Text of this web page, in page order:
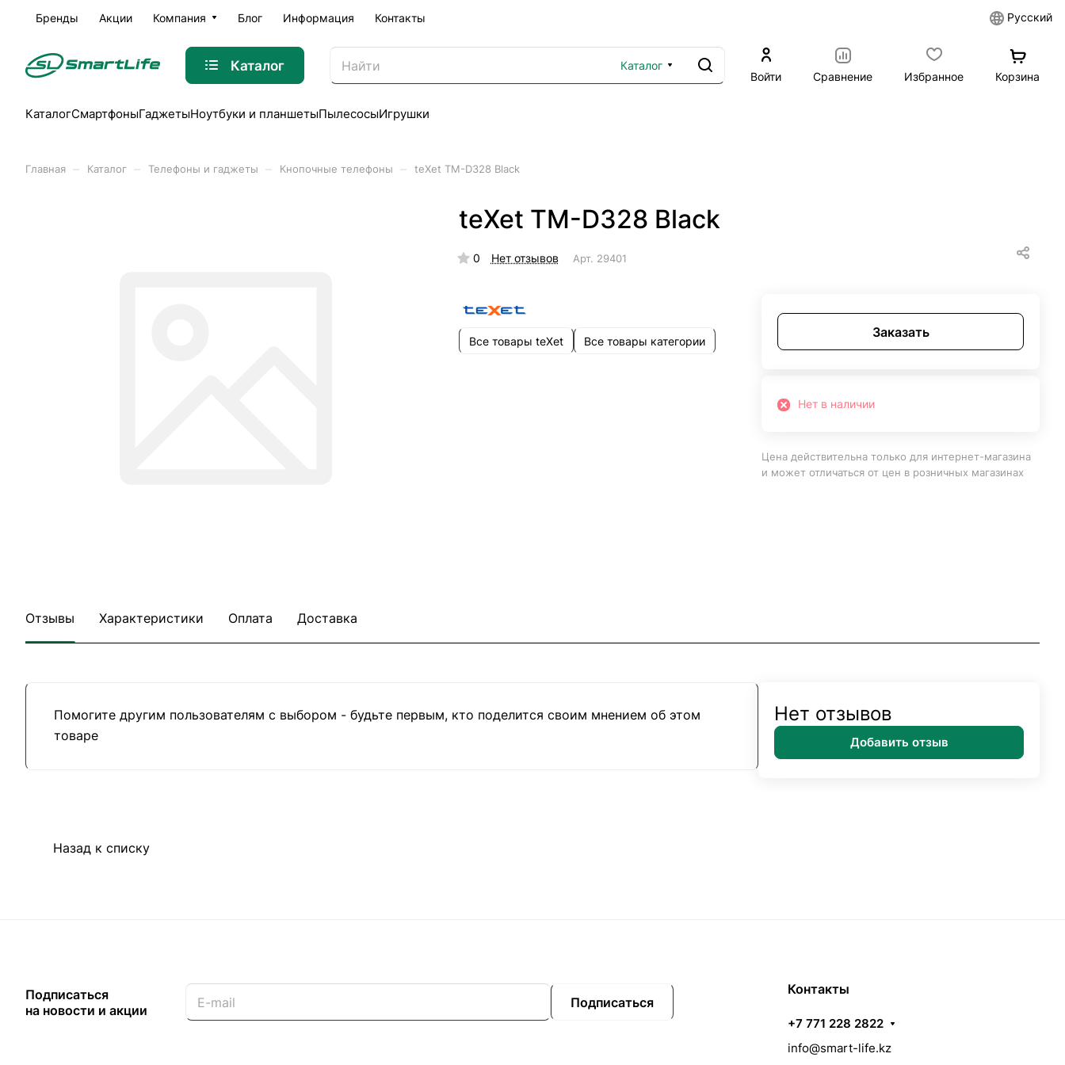
Бренды Акции Компания Блог Информация Контакты Русский
Каталог
Каталог
Войти
Сравнение Избранное Корзина
КаталогСмартфоныГаджетыНоутбуки и планшетыПылесосыИгрушки
Главная Каталог Телефоны и гаджеты Кнопочные телефоны teXet TM-D328 Black
teXet TM-D328 Black
0 Нет отзывов Арт. 29401
Все товары teXet Все товары категории
Заказать
Нет в наличии
Цена действительна только для интернет-магазина
и может отличаться от цен в розничных магазинах
Отзывы Характеристики Оплата Доставка
Помогите другим пользователям с выбором - будьте первым, кто поделится своим мнением об этом
товаре
Нет отзывов
Добавить отзыв
Назад к списку
Подписаться
на новости и акции
Подписаться
Контакты
+7 771 228 2822
info@smart-life.kz